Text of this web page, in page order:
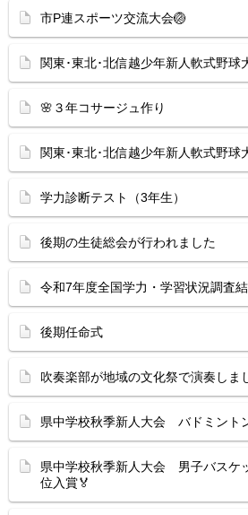
市P連スポーツ交流大会🏐
関東･東北･北信越少年新人軟式野
🌸３年コサージュ作り
関東･東北･北信越少年新人軟式野球
学力診断テスト（3年生）
後期の生徒総会が行われました
令和7年度全国学力・学習状況調査
後期任命式
吹奏楽部が地域の文化祭で演奏しま
県中学校秋季新人大会 バドミント
県中学校秋季新人大会 男子バス
位入賞🏅